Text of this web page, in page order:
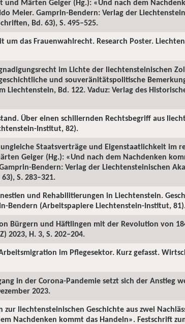
und Märten Geiger (Hg.): «Und nach dem
Meier. Gamprin-Bendern: Verlag der
Bd. 63), S. 495–525.
um das Frauenwahlrecht. Research Poster.
im Lichte der liechtensteinischen
und souveränitätspolitische
Liechtenstein, Bd. 122. Vaduz: Verlag des
Über einen schillernden Rechtsbegriff aus
Institut, 82).
Staatsverträge und Eigenstaatlichkeit im
Geiger (Hg.): «Und nach dem Nachdenken
Bendern: Verlag der Liechtensteinischen
S. 283–321.
und Rehabilitierungen in Liechtenstein.
Bendern (Arbeitspapiere Liechtenstein-Institut,
Bürgern und Häftlingen mit der Revolution von
2023, H. 3, S. 202–204.
im Pflegesektor. Kurz gefasst.
in der Corona-Pandemie setzt sich der Anstieg
2023.
liechtensteinischen Geschichte aus zwei
Nachdenken kommt das Handeln». Festschrift